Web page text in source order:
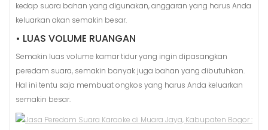
kedap suara bahan yang digunakan, anggaran yang harus Anda
keluarkan akan semakin besar.
• LUAS VOLUME RUANGAN
Semakin luas volume kamar tidur yang ingin dipasangkan
peredam suara, semakin banyak juga bahan yang dibutuhkan.
Hal ini tentu saja membuat ongkos yang harus Anda keluarkan
semakin besar.